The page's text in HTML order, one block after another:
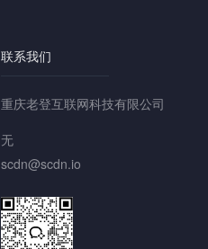
联系我们
重庆老登互联网科技有限公司
无
scdn@scdn.io